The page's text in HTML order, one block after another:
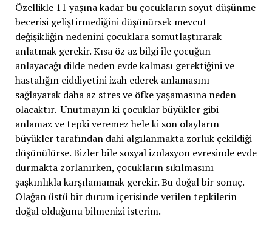
Özellikle 11 yaşına kadar bu çocukların soyut düşünme
becerisi geliştirmediğini düşünürsek mevcut
değişikliğin nedenini çocuklara somutlaştırarak
anlatmak gerekir. Kısa öz az bilgi ile çocuğun
anlayacağı dilde neden evde kalması gerektiğini ve
hastalığın ciddiyetini izah ederek anlamasını
sağlayarak daha az stres ve öfke yaşamasına neden
olacaktır. Unutmayın ki çocuklar büyükler gibi
anlamaz ve tepki veremez hele ki son olayların
büyükler tarafından dahi algılanmakta zorluk çekildiği
düşünülürse. Bizler bile sosyal izolasyon evresinde evde
durmakta zorlanırken, çocukların sıkılmasını
şaşkınlıkla karşılamamak gerekir. Bu doğal bir sonuç.
Olağan üstü bir durum içerisinde verilen tepkilerin
doğal olduğunu bilmenizi isterim.